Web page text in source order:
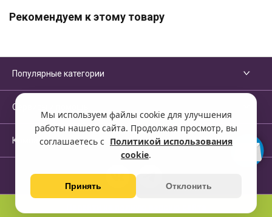
Мы используем файлы cookie для улучшения
работы нашего сайта. Продолжая просмотр, вы
соглашаетесь с Политикой использования
cookie.
Принять Отклонить
Рекомендуем к этому товару
Популярные категории
Сервисы и помощь
Компания